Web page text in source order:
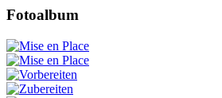
Fotoalbum